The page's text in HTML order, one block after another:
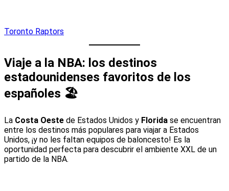
Toronto Raptors
Viaje a la NBA: los destinos
estadounidenses favoritos de los
españoles 🏖️
La Costa Oeste de Estados Unidos y Florida se encuentran
entre los destinos más populares para viajar a Estados
Unidos, ¡y no les faltan equipos de baloncesto! Es la
oportunidad perfecta para descubrir el ambiente XXL de un
partido de la NBA.